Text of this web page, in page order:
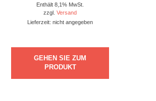
Enthält 8,1% MwSt.
zzgl.Versand
Lieferzeit: nicht angegeben
GEHEN SIE ZUM
PRODUKT